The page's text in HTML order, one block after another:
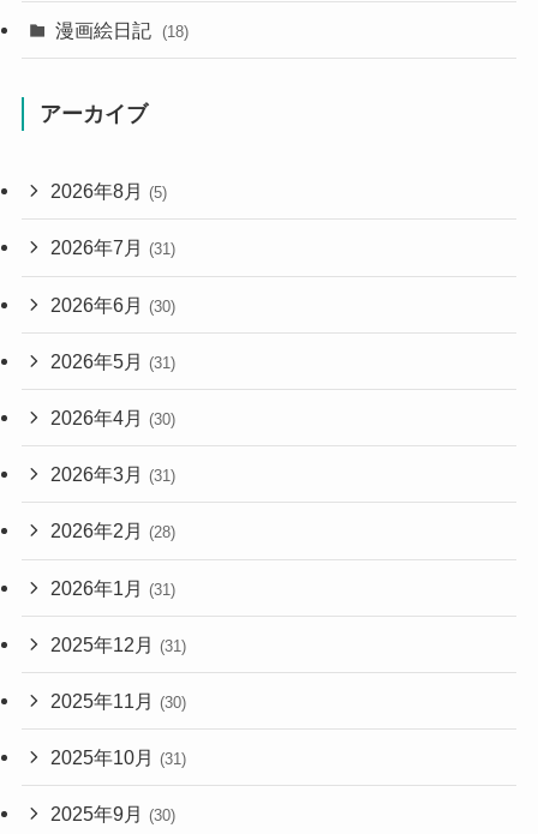
漫画絵日記 (18)
アーカイブ
2026年8月 (5)
2026年7月 (31)
2026年6月 (30)
2026年5月 (31)
2026年4月 (30)
2026年3月 (31)
2026年2月 (28)
2026年1月 (31)
2025年12月 (31)
2025年11月 (30)
2025年10月 (31)
2025年9月 (30)